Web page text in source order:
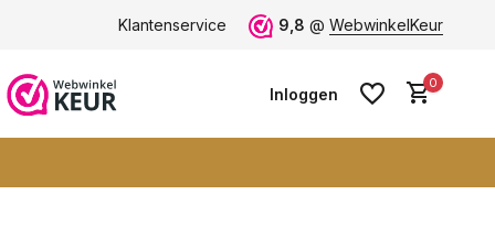
ruim 600+ wandkleden
Klantenservice 9,8 @ WebwinkelKeur
Inloggen
0